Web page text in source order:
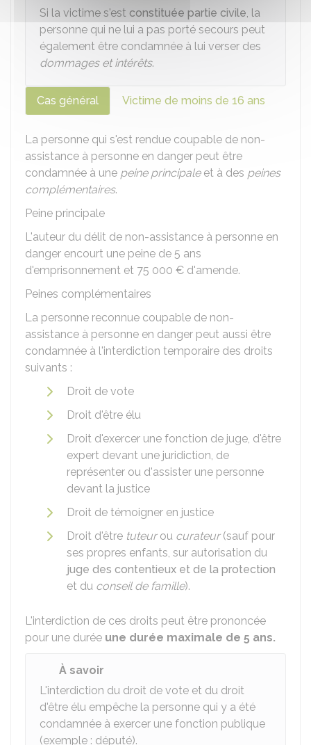
Si la victime s'est constituée partie civile, la
personne qui ne lui a pas porté secours peut
également être condamnée à lui verser des
dommages et intérêts.
Cas général Victime de moins de 16 ans
La personne qui s'est rendue coupable de non-
assistance à personne en danger peut être
condamnée à une peine principaleet à des peines
complémentaires.
Peine principale
L'auteur du délit de non-assistance à personne en
danger encourt une peine de 5 ans
d'emprisonnement et 75 000 € d'amende.
Peines complémentaires
La personne reconnue coupable de non-
assistance à personne en danger peut aussi être
condamnée à l'interdiction temporaire des droits
suivants :
Droit de vote
Droit d'être élu
Droit d'exercer une fonction de juge, d'être
expert devant une juridiction, de
représenter ou d'assister une personne
devant la justice
Droit de témoigner en justice
Droit d'être tuteurou curateur(sauf pour
ses propres enfants, sur autorisation du
juge des contentieux et de la protection
et du conseil de famille).
L'interdiction de ces droits peut être prononcée
pour une durée une durée maximale de 5 ans.
À savoir
L'interdiction du droit de vote et du droit
d'être élu empêche la personne qui y a été
condamnée à exercer une fonction publique
(exemple : député).